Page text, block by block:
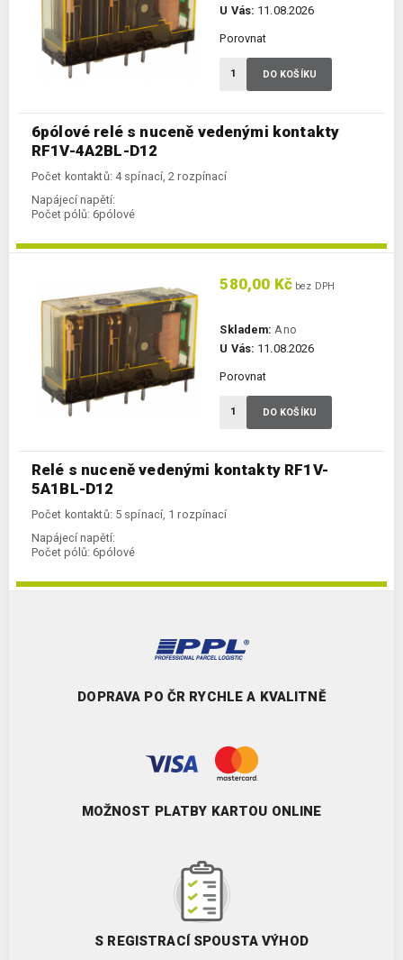
6pólové relé s nuceně vedenými kontakty
RF1V-4A2BL-D12
Počet kontaktů: 4 spínací, 2 rozpínací
Napájecí napětí:
Počet pólů: 6pólové
U Vás: 11.08.2026
Porovnat
DO KOŠÍKU
Relé s nuceně vedenými kontakty RF1V-
5A1BL-D12
Počet kontaktů: 5 spínací, 1 rozpínací
Napájecí napětí:
Počet pólů: 6pólové
580,00 Kč bez DPH
Skladem: Ano
U Vás: 11.08.2026
Porovnat
DO KOŠÍKU
DOPRAVA PO ČR RYCHLE A KVALITNĚ
MOŽNOST PLATBY KARTOU ONLINE
S REGISTRACÍ SPOUSTA VÝHOD